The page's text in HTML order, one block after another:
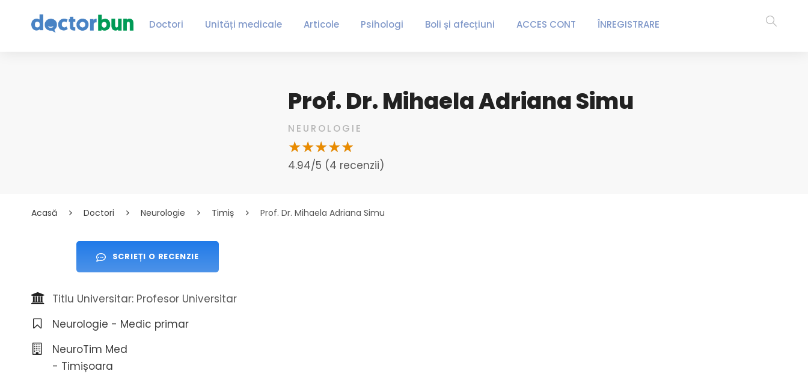
Doctori Unități medicale Articole Psihologi Boli și afecțiuni ACCES CONT ÎNREGISTRARE
Prof. Dr. Mihaela Adriana Simu
NEUROLOGIE
4.94/5 (4 recenzii)
Acasă Doctori Neurologie Timiș Prof. Dr. Mihaela Adriana Simu
SCRIEȚI O RECENZIE
Titlu Universitar: Profesor Universitar
Neurologie - Medic primar
NeuroTim Med
- Timișoara